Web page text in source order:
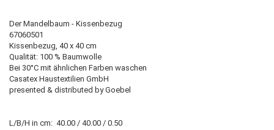
Der Mandelbaum - Kissenbezug
67060501
Kissenbezug, 40 x 40 cm
Qualität: 100 % Baumwolle
Bei 30°C mit ähnlichen Farben waschen
Casatex Haustextilien GmbH
presented & distributed by Goebel
L/B/H in cm: 40.00 / 40.00 / 0.50